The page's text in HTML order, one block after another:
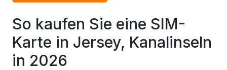
So kaufen Sie eine SIM-
Karte in Jersey, Kanalinseln
in 2026